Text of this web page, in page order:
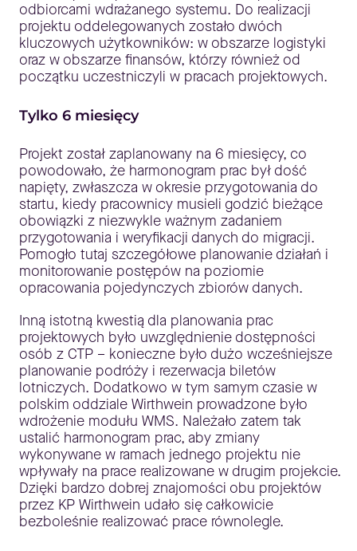
odbiorcami wdrażanego systemu. Do realizacji
projektu oddelegowanych zostało dwóch
kluczowych użytkowników: w obszarze logistyki
oraz w obszarze finansów, którzy również od
początku uczestniczyli w pracach projektowych.
Tylko 6 miesięcy
Projekt został zaplanowany na 6 miesięcy, co
powodowało, że harmonogram prac był dość
napięty, zwłaszcza w okresie przygotowania do
startu, kiedy pracownicy musieli godzić bieżące
obowiązki z niezwykle ważnym zadaniem
przygotowania i weryfikacji danych do migracji.
Pomogło tutaj szczegółowe planowanie działań i
monitorowanie postępów na poziomie
opracowania pojedynczych zbiorów danych.
Inną istotną kwestią dla planowania prac
projektowych było uwzględnienie dostępności
osób z CTP – konieczne było dużo wcześniejsze
planowanie podróży i rezerwacja biletów
lotniczych. Dodatkowo w tym samym czasie w
polskim oddziale Wirthwein prowadzone było
wdrożenie modułu WMS. Należało zatem tak
ustalić harmonogram prac, aby zmiany
wykonywane w ramach jednego projektu nie
wpływały na prace realizowane w drugim projekcie.
Dzięki bardzo dobrej znajomości obu projektów
przez KP Wirthwein udało się całkowicie
bezboleśnie realizować prace równolegle.